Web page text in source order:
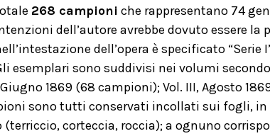
268 campioni che rappresentano 74
dell’autore avrebbe dovuto essere
dell’opera è specificato
esemplari sono suddivisi nei volumi
1869 (68 campioni); Vol. III, Agosto
sono tutti conservati incollati sui fogli,
corteccia, roccia); a ognuno